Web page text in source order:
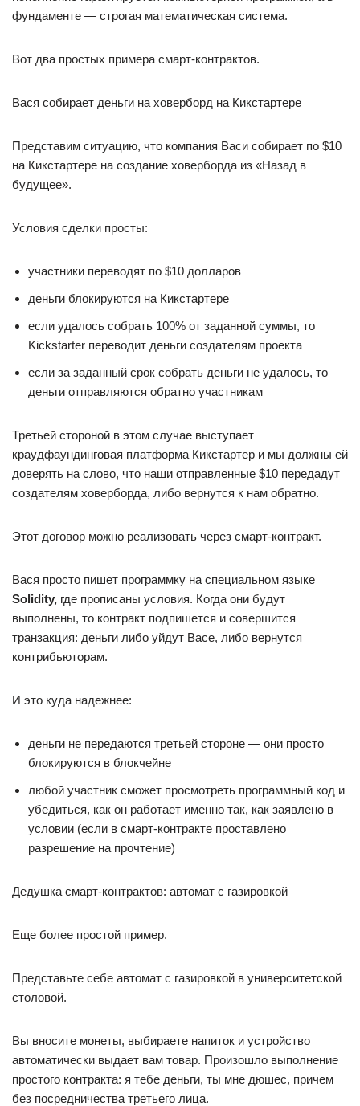
фундаменте — строгая математическая система.
Вот два простых примера смарт-контрактов.
Вася собирает деньги на ховерборд на Кикстартере
Представим ситуацию, что компания Васи собирает по $10
на Кикстартере на создание ховерборда из «Назад в
будущее».
Условия сделки просты:
участники переводят по $10 долларов
деньги блокируются на Кикстартере
если удалось собрать 100% от заданной суммы, то
Kickstarter переводит деньги создателям проекта
если за заданный срок собрать деньги не удалось, то
деньги отправляются обратно участникам
Третьей стороной в этом случае выступает
краудфаундинговая платформа Кикстартер и мы должны ей
доверять на слово, что наши отправленные $10 передадут
создателям ховерборда, либо вернутся к нам обратно.
Этот договор можно реализовать через смарт-контракт.
Вася просто пишет программку на специальном языке
Solidity, где прописаны условия. Когда они будут
выполнены, то контракт подпишется и совершится
транзакция: деньги либо уйдут Васе, либо вернутся
контрибьюторам.
И это куда надежнее:
деньги не передаются третьей стороне — они просто
блокируются в блокчейне
любой участник сможет просмотреть программный код и
убедиться, как он работает именно так, как заявлено в
условии (если в смарт-контракте проставлено
разрешение на прочтение)
Дедушка смарт-контрактов: автомат с газировкой
Еще более простой пример.
Представьте себе автомат с газировкой в университетской
столовой.
Вы вносите монеты, выбираете напиток и устройство
автоматически выдает вам товар. Произошло выполнение
простого контракта: я тебе деньги, ты мне дюшес, причем
без посредничества третьего лица.